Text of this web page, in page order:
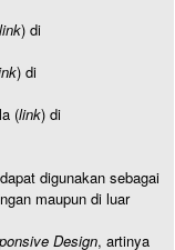
link) di
) di
(link) di
digunakan sebagai
maupun di luar
Design, artinya